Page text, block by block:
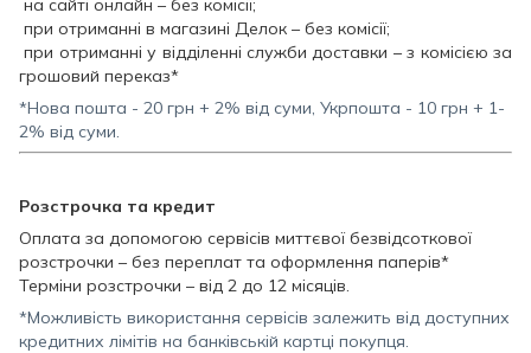
при отриманні в магазині Делок – без комісії;
при отриманні у відділенні служби доставки – з комісією за
грошовий переказ*
*Нова пошта - 20 грн + 2% від суми, Укрпошта - 10 грн + 1-
2% від суми.
Розстрочка та кредит
Оплата за допомогою сервісів миттєвої безвідсоткової
розстрочки – без переплат та оформлення паперів*
Терміни розстрочки – від 2 до 12 місяців.
*Можливість використання сервісів залежить від доступних
кредитних лімітів на банківській картці покупця.